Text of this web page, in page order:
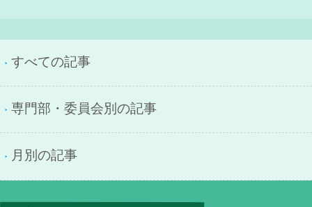
すべての記事
専門部・委員会別の記事
月別の記事